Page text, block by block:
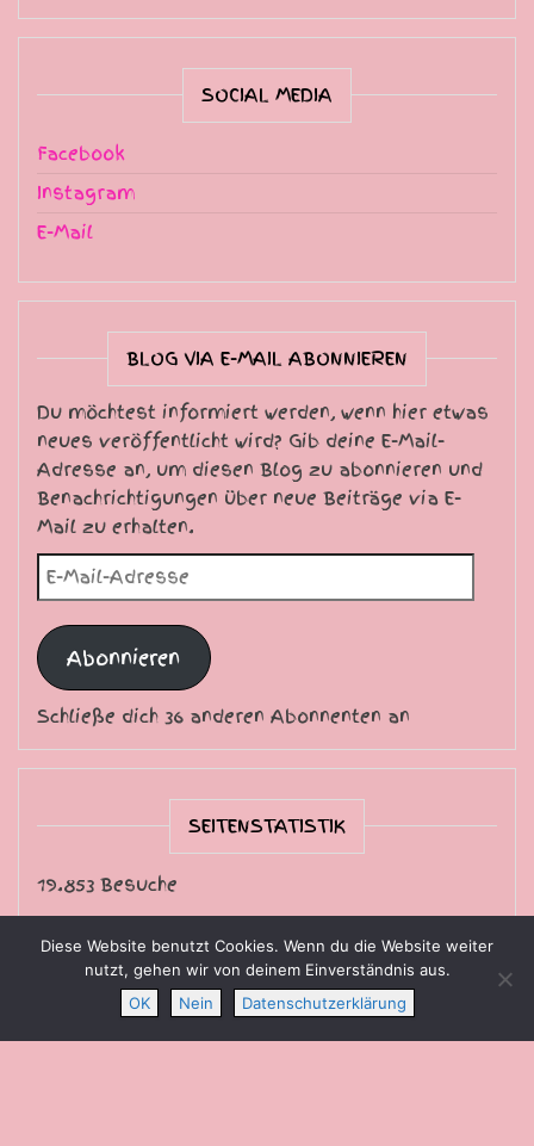
SOCIAL MEDIA
Facebook
Instagram
E-Mail
BLOG VIA E-MAIL ABONNIEREN
Du möchtest informiert werden, wenn hier etwas
neues veröffentlicht wird? Gib deine E-Mail-
Adresse an, um diesen Blog zu abonnieren und
Benachrichtigungen über neue Beiträge via E-
Mail zu erhalten.
E-Mail-Adresse
Abonnieren
Schließe dich 36 anderen Abonnenten an
SEITENSTATISTIK
19.853 Besuche
Die Sternschnuppe freut sich über Ihren Besuch.
Diese Website benutzt Cookies. Wenn du die Website weiter
nutzt, gehen wir von deinem Einverständnis aus.
OK
Nein Datenschutzerklärung